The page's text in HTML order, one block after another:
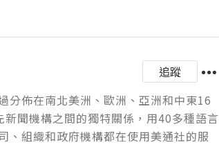
追蹤
分佈在南北美洲、歐洲、亞洲和中東16
聞機構之間的獨特關係，用40多種語言
、組織和政府機構都在使用美通社的服